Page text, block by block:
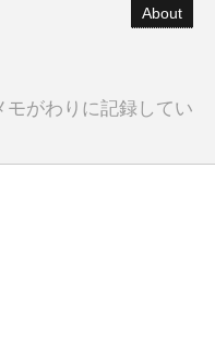
About
モがわりに記録してい